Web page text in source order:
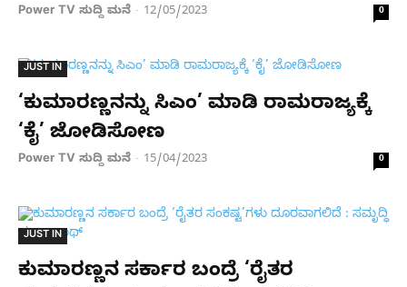
Power TV ಸುದ್ದಿ ಮನೆ - 12/05/2023 0
JUST IN
‘ಕುಮಾರಣ್ಣನನ್ನು ಸಿಎಂ’ ಮಾಡಿ ರಾಮರಾಜ್ಯಕ್ಕೆ
‘ಕೈ’ ಜೋಡಿಸೋಣ
Power TV ಸುದ್ದಿ ಮನೆ - 15/04/2023 0
JUST IN
ಕುಮಾರಣ್ಣನ ಸರ್ಕಾರ ಬಂದ್ರೆ ‘ರೈತರ